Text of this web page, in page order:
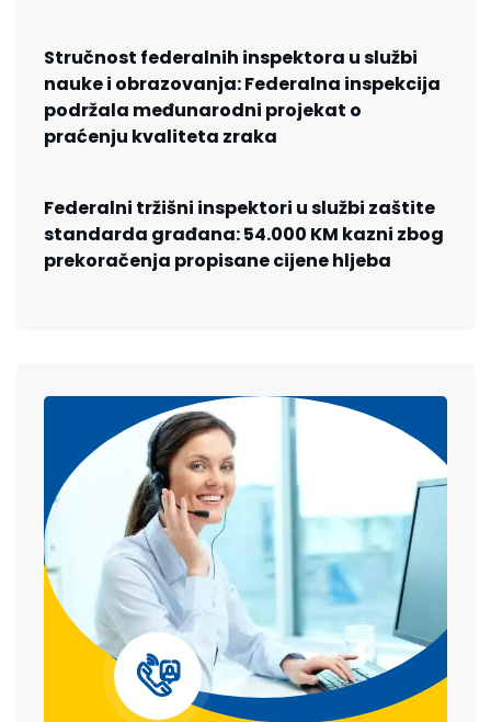
Stručnost federalnih inspektora u službi
nauke i obrazovanja: Federalna inspekcija
podržala međunarodni projekat o
praćenju kvaliteta zraka
Federalni tržišni inspektori u službi zaštite
standarda građana: 54.000 KM kazni zbog
prekoračenja propisane cijene hljeba